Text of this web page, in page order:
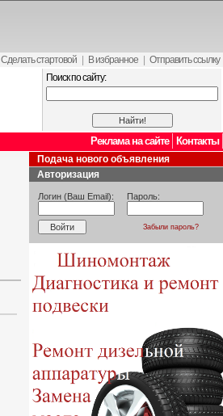
Сделать стартовой В избранное Отправить ссылку
Поиск по сайту:
Контакты
Реклама на сайте
Подача нового объявления
Авторизация
Логин (Ваш Email): Пароль:
Забыли пароль?